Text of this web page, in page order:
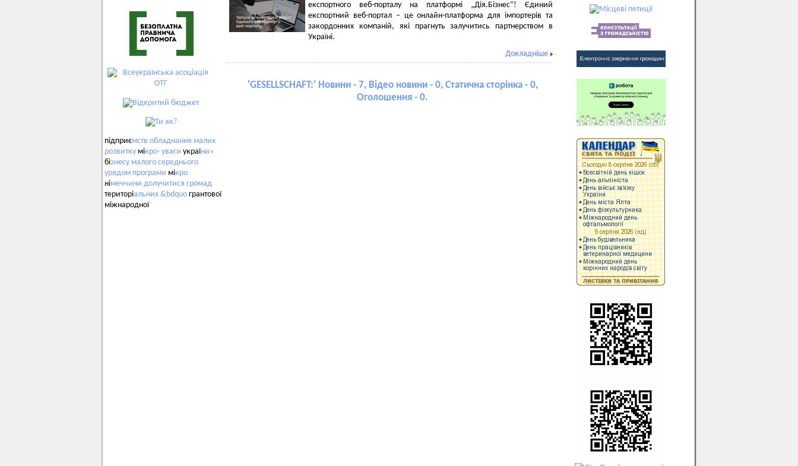
підприємств обладнання малих
розвитку мікро- уваги україни»
бізнесу малого середнього
урядом програми мікро
німеччини долучитися громад
територіальних &bdquo грантової
міжнародної
експортного веб-порталу на платформі „Дія.Бізнес”! Єдиний
експортний веб-портал ‒ це онлайн-платформа для імпортерів та
закордонних компаній, які прагнуть залучитись партнерством в
Україні.
Докладніше
'GESELLSCHAFT:' Новини - 7, Відео новини - 0, Статична сторінка - 0,
Оголошення - 0.